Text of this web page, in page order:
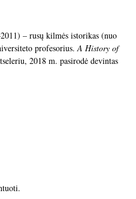
– rusų kilmės istorikas (nuo
profesorius.A History of
2018 m. pasirodė devintas